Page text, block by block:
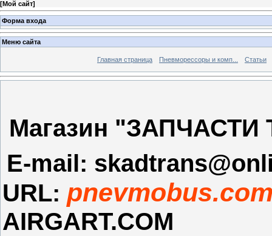
[Мой сайт]
Форма входа
Меню сайта
Главная страница Пневморессоры и комп... Статьи
Магазин "ЗАПЧАСТИ
E-mail:
URL:
AIRGART.COM